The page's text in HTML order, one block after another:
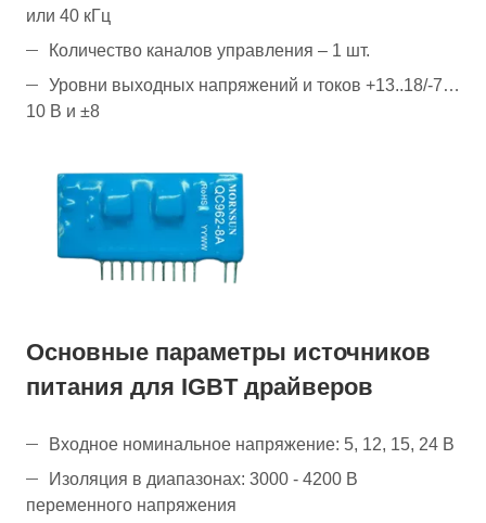
или 40 кГц
Количество каналов управления – 1 шт.
Уровни выходных напряжений и токов +13..18/-7…
10 В и ±8
Основные параметры источников
питания для IGBT драйверов
Входное номинальное напряжение: 5, 12, 15, 24 В
Изоляция в диапазонах: 3000 - 4200 В
переменного напряжения